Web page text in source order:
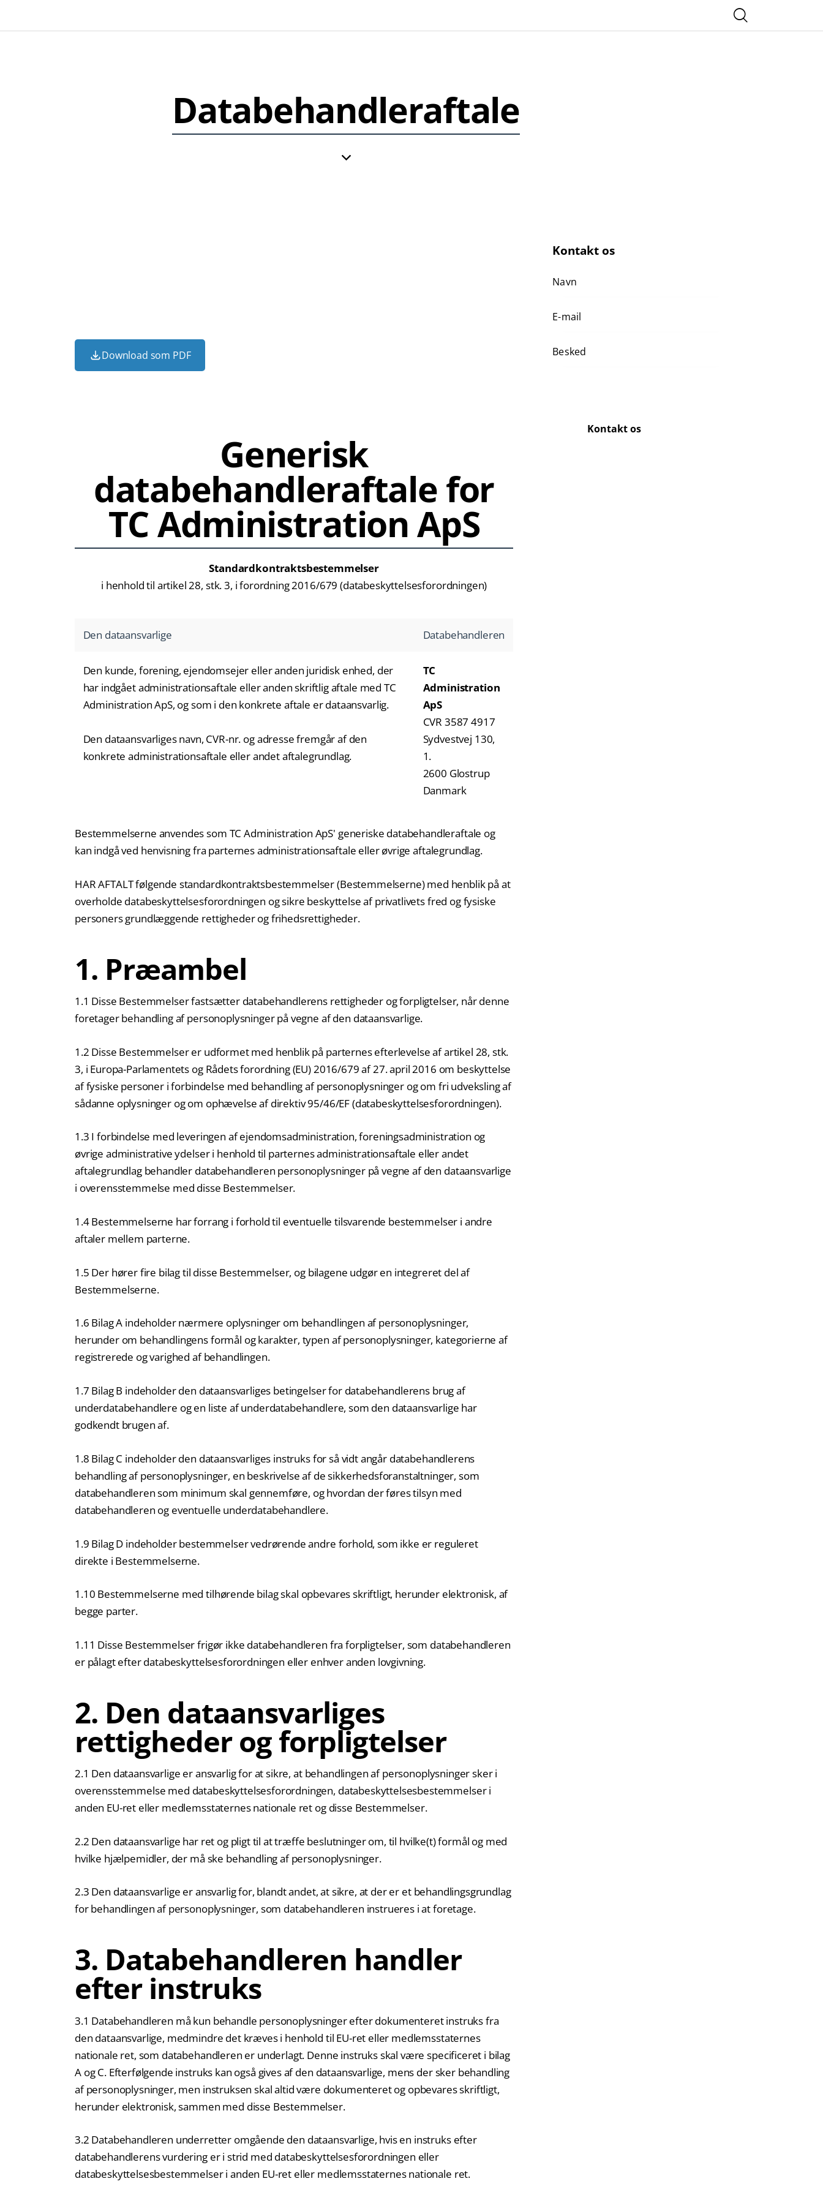
Databehandleraftale
Download som PDF
Generisk
databehandleraftale for
TC Administration ApS
Standardkontraktsbestemmelser
i henhold til artikel 28, stk. 3, i forordning 2016/679 (databeskyttelsesforordningen)
Den dataansvarlige Databehandleren
Den kunde, forening, ejendomsejer eller anden juridisk enhed, der
har indgået administrationsaftale eller anden skriftlig aftale med TC
Administration ApS, og som i den konkrete aftale er dataansvarlig.
Den dataansvarliges navn, CVR-nr. og adresse fremgår af den
konkrete administrationsaftale eller andet aftalegrundlag.
TC
Administration
ApS
CVR 3587 4917
Sydvestvej 130,
1.
2600 Glostrup
Danmark
Bestemmelserne anvendes som TC Administration ApS' generiske databehandleraftale og
kan indgå ved henvisning fra parternes administrationsaftale eller øvrige aftalegrundlag.
HAR AFTALT følgende standardkontraktsbestemmelser (Bestemmelserne) med henblik på at
overholde databeskyttelsesforordningen og sikre beskyttelse af privatlivets fred og fysiske
personers grundlæggende rettigheder og frihedsrettigheder.
1. Præambel
1.1 Disse Bestemmelser fastsætter databehandlerens rettigheder og forpligtelser, når denne
foretager behandling af personoplysninger på vegne af den dataansvarlige.
1.2 Disse Bestemmelser er udformet med henblik på parternes efterlevelse af artikel 28, stk.
3, i Europa-Parlamentets og Rådets forordning (EU) 2016/679 af 27. april 2016 om beskyttelse
af fysiske personer i forbindelse med behandling af personoplysninger og om fri udveksling af
sådanne oplysninger og om ophævelse af direktiv 95/46/EF (databeskyttelsesforordningen).
1.3 I forbindelse med leveringen af ejendomsadministration, foreningsadministration og
øvrige administrative ydelser i henhold til parternes administrationsaftale eller andet
aftalegrundlag behandler databehandleren personoplysninger på vegne af den dataansvarlige
i overensstemmelse med disse Bestemmelser.
1.4 Bestemmelserne har forrang i forhold til eventuelle tilsvarende bestemmelser i andre
aftaler mellem parterne.
1.5 Der hører fire bilag til disse Bestemmelser, og bilagene udgør en integreret del af
Bestemmelserne.
1.6 Bilag A indeholder nærmere oplysninger om behandlingen af personoplysninger,
herunder om behandlingens formål og karakter, typen af personoplysninger, kategorierne af
registrerede og varighed af behandlingen.
1.7 Bilag B indeholder den dataansvarliges betingelser for databehandlerens brug af
underdatabehandlere og en liste af underdatabehandlere, som den dataansvarlige har
godkendt brugen af.
1.8 Bilag C indeholder den dataansvarliges instruks for så vidt angår databehandlerens
behandling af personoplysninger, en beskrivelse af de sikkerhedsforanstaltninger, som
databehandleren som minimum skal gennemføre, og hvordan der føres tilsyn med
databehandleren og eventuelle underdatabehandlere.
1.9 Bilag D indeholder bestemmelser vedrørende andre forhold, som ikke er reguleret
direkte i Bestemmelserne.
1.10 Bestemmelserne med tilhørende bilag skal opbevares skriftligt, herunder elektronisk, af
begge parter.
1.11 Disse Bestemmelser frigør ikke databehandleren fra forpligtelser, som databehandleren
er pålagt efter databeskyttelsesforordningen eller enhver anden lovgivning.
2. Den dataansvarliges
rettigheder og forpligtelser
2.1 Den dataansvarlige er ansvarlig for at sikre, at behandlingen af personoplysninger sker i
overensstemmelse med databeskyttelsesforordningen, databeskyttelsesbestemmelser i
anden EU-ret eller medlemsstaternes nationale ret og disse Bestemmelser.
2.2 Den dataansvarlige har ret og pligt til at træffe beslutninger om, til hvilke(t) formål og med
hvilke hjælpemidler, der må ske behandling af personoplysninger.
2.3 Den dataansvarlige er ansvarlig for, blandt andet, at sikre, at der er et behandlingsgrundlag
for behandlingen af personoplysninger, som databehandleren instrueres i at foretage.
3. Databehandleren handler
efter instruks
3.1 Databehandleren må kun behandle personoplysninger efter dokumenteret instruks fra
den dataansvarlige, medmindre det kræves i henhold til EU-ret eller medlemsstaternes
nationale ret, som databehandleren er underlagt. Denne instruks skal være specificeret i bilag
A og C. Efterfølgende instruks kan også gives af den dataansvarlige, mens der sker behandling
af personoplysninger, men instruksen skal altid være dokumenteret og opbevares skriftligt,
herunder elektronisk, sammen med disse Bestemmelser.
3.2 Databehandleren underretter omgående den dataansvarlige, hvis en instruks efter
databehandlerens vurdering er i strid med databeskyttelsesforordningen eller
databeskyttelsesbestemmelser i anden EU-ret eller medlemsstaternes nationale ret.
Kontakt os